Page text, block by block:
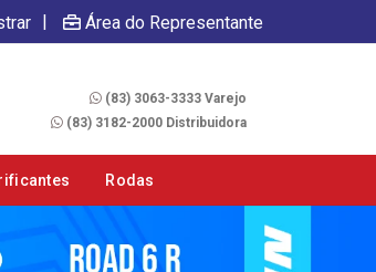
| Área do Representante
(83) 3063-3333 Varejo
(83) 3182-2000 Distribuidora
Rodas